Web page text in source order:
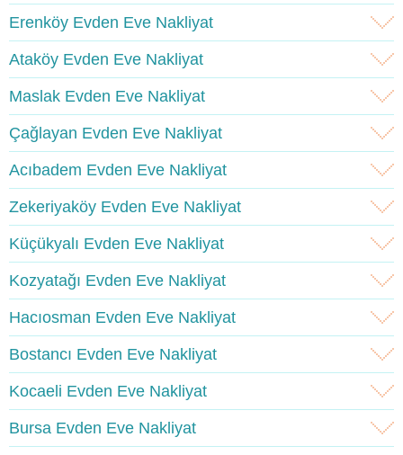
Erenköy Evden Eve Nakliyat
Ataköy Evden Eve Nakliyat
Maslak Evden Eve Nakliyat
Çağlayan Evden Eve Nakliyat
Acıbadem Evden Eve Nakliyat
Zekeriyaköy Evden Eve Nakliyat
Küçükyalı Evden Eve Nakliyat
Kozyatağı Evden Eve Nakliyat
Hacıosman Evden Eve Nakliyat
Bostancı Evden Eve Nakliyat
Kocaeli Evden Eve Nakliyat
Bursa Evden Eve Nakliyat